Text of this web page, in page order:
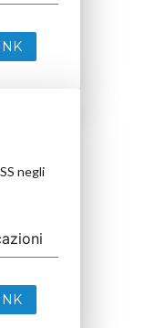
negli